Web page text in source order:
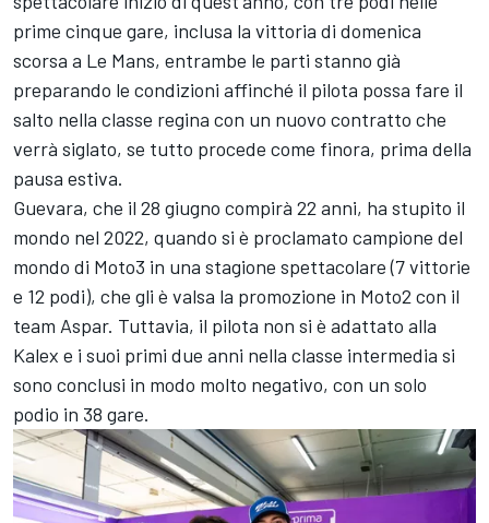
prime cinque gare, inclusa la vittoria di domenica
scorsa a Le Mans, entrambe le parti stanno già
preparando le condizioni affinché il pilota possa fare il
salto nella classe regina con un nuovo contratto che
verrà siglato, se tutto procede come finora, prima della
pausa estiva.
Guevara, che il 28 giugno compirà 22 anni, ha stupito il
mondo nel 2022, quando si è proclamato campione del
mondo di Moto3 in una stagione spettacolare (7 vittorie
e 12 podi), che gli è valsa la promozione in Moto2 con il
team Aspar. Tuttavia, il pilota non si è adattato alla
Kalex e i suoi primi due anni nella classe intermedia si
sono conclusi in modo molto negativo, con un solo
podio in 38 gare.